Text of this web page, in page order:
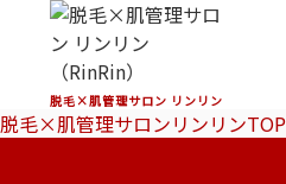
脱毛×肌管理サロン リンリン
脱毛×肌管理サロンリンリンTOP